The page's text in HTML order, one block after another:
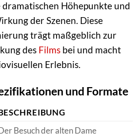
Höhepunkte und
der Szenen. Diese
trägt maßgeblich zur
des Films bei und macht
Erlebnis.
und Formate
Besuch der alten Dame